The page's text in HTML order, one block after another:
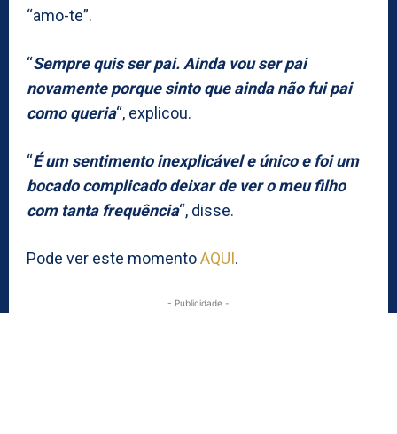
“amo-te”.
“Sempre quis ser pai. Ainda vou ser pai
novamente porque sinto que ainda não fui pai
como queria“, explicou.
“É um sentimento inexplicável e único e foi um
bocado complicado deixar de ver o meu filho
com tanta frequência“, disse.
Pode ver este momentoAQUI.
- Publicidade -